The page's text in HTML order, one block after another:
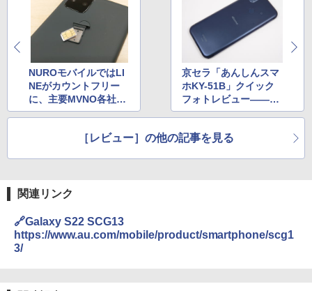
NUROモバイルではLI
NEがカウントフリー
に、主要MVNO各社の
音声通話付き料金プラ
京セラ「あんしんスマ
ホKY-51B」クイック
フォトレビュー――ド
コモのシニア向け新ラ
［レビュー］の他の記事を見る
関連リンク
🔗Galaxy S22 SCG13
https://www.au.com/mobile/product/smartphone/scg1
3/